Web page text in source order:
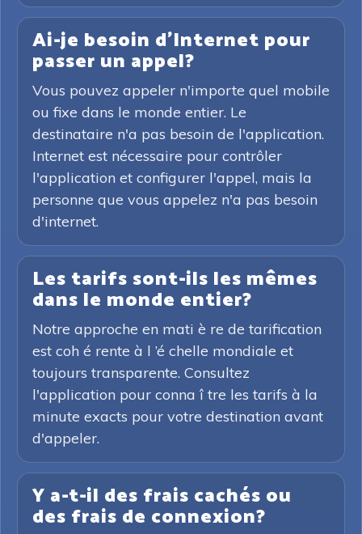
Ai-je besoin d'Internet pour
passer un appel?
Vous pouvez appeler n'importe quel mobile
ou fixe dans le monde entier. Le
destinataire n'a pas besoin de l'application.
Internet est nécessaire pour contrôler
l'application et configurer l'appel, mais la
personne que vous appelez n'a pas besoin
d'internet.
Les tarifs sont-ils les mêmes
dans le monde entier?
Notre approche en mati è re de tarification
est coh é rente à l ’é chelle mondiale et
toujours transparente. Consultez
l'application pour conna î tre les tarifs à la
minute exacts pour votre destination avant
d'appeler.
Y a-t-il des frais cachés ou
des frais de connexion?